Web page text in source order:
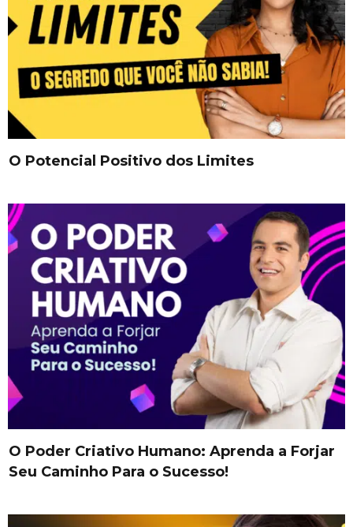
O Potencial Positivo dos Limites
O Poder Criativo Humano: Aprenda a Forjar
Seu Caminho Para o Sucesso!